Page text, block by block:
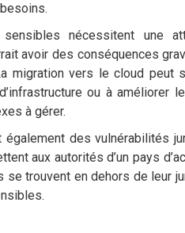
nécessitent une
avoir des conséquences
migration vers le cloud peut
ou à améliorer
à gérer.
des vulnérabilités
aux autorités d’un pays
se trouvent en dehors de leur